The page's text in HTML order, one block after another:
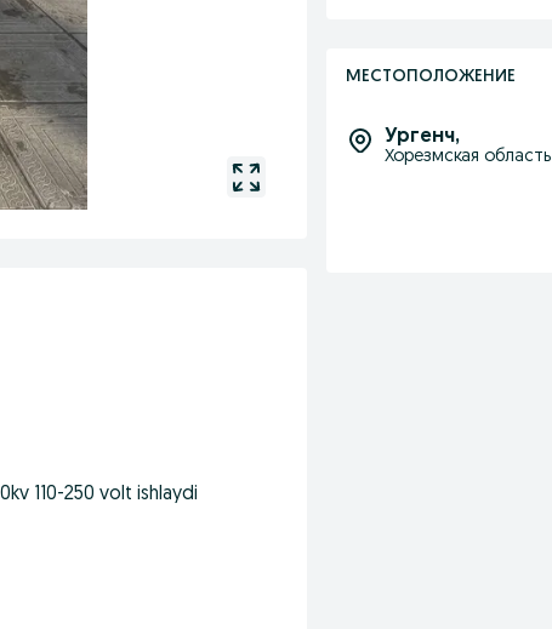
110-250 volt ishlaydi
МЕСТОПОЛОЖЕНИЕ
Ургенч,
Хорезмская область